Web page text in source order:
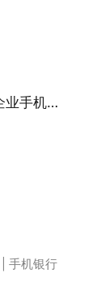
广西农信企业手机银行
手机银行